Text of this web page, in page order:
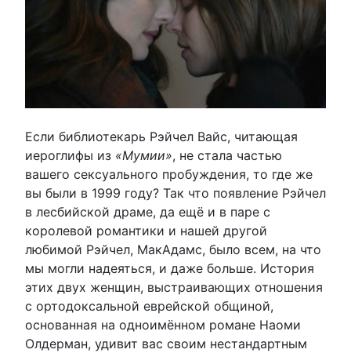
Если библиотекарь Рэйчел Вайс, читающая
иероглифы из «Мумии», не стала частью
вашего сексуального пробуждения, то где же
вы были в 1999 году? Так что появление Рэйчел
в лесбийской драме, да ещё и в паре с
королевой романтики и нашей другой
любимой Рэйчел, МакАдамс, было всем, на что
мы могли надеяться, и даже больше. История
этих двух женщин, выстраивающих отношения
с ортодоксальной еврейской общиной,
основанная на одноимённом романе Наоми
Олдерман, удивит вас своим нестандартным